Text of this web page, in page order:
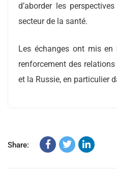
d’aborder les
secteur de la santé.
Les échanges ont mis en
renforcement des
et la Russie, en particulier
Share: